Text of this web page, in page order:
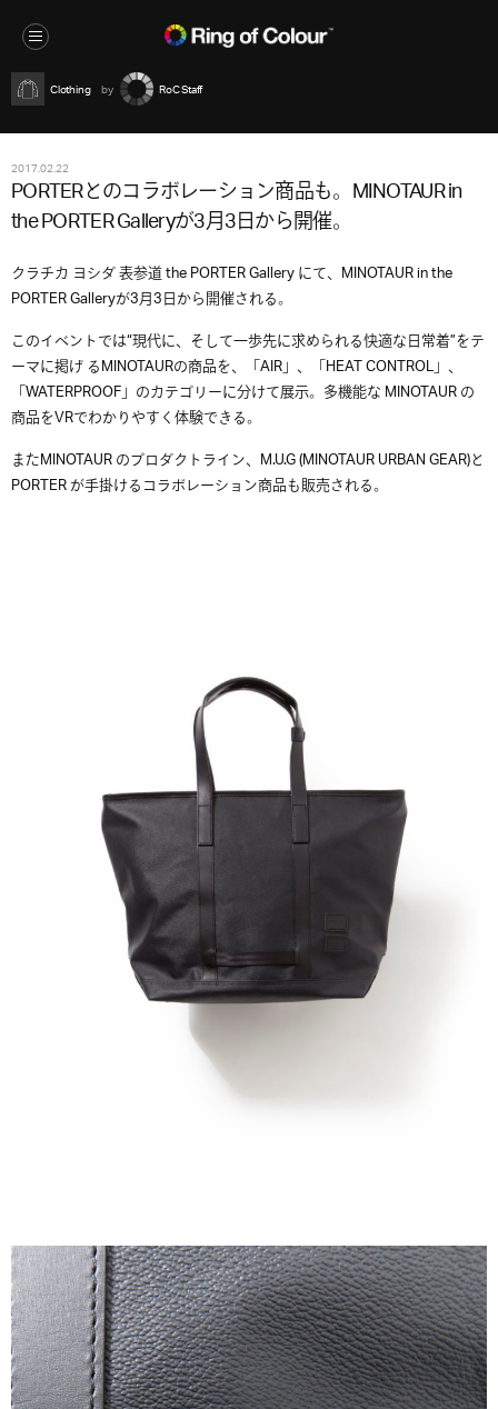
Clothing RoC Staff
2017.02.22
PORTERとのコラボレーション商品も。MINOTAUR in
the PORTER Galleryが3月3日から開催。
クラチカ ヨシダ 表参道 the PORTER Gallery にて、MINOTAUR in the
PORTER Galleryが3月3日から開催される。
このイベントでは“現代に、そして一歩先に求められる快適な日常着”をテ
ーマに掲げ るMINOTAURの商品を、「AIR」、「HEAT CONTROL」、
「WATERPROOF」のカテゴリーに分けて展示。多機能な MINOTAUR の
商品をVRでわかりやすく体験できる。
またMINOTAUR のプロダクトライン、M.U.G (MINOTAUR URBAN GEAR)と
PORTER が手掛けるコラボレーション商品も販売される。